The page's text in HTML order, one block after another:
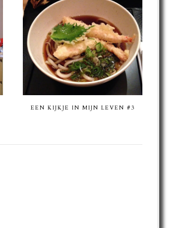
EEN KIJKJE IN MIJN LEVEN #3